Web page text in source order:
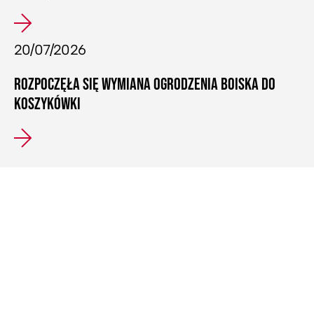
20/07/2026
ROZPOCZĘŁA SIĘ WYMIANA OGRODZENIA BOISKA DO
KOSZYKÓWKI